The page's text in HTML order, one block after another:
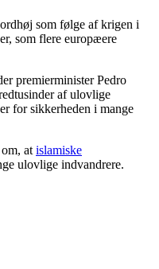
som følge af krigen i
som flere europæere
premierminister Pedro
af ulovlige
for sikkerheden i mange
at islamiske
ulovlige indvandrere.